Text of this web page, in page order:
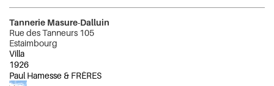
Tannerie Masure-Dalluin
Rue des Tanneurs 105
Estaimbourg
Villa
1926
Paul Hamesse & FRÈRES